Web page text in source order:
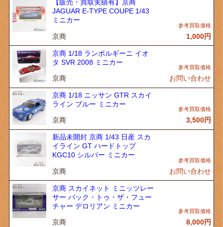
【販売・買取実績有】京商
JAGUAR E-TYPE COUPE 1/43
ミニカー
京商 1,000円
京商 1/18 ランボルギーニ イオ
タ SVR 2008 ミニカー
京商 お問い合わせ
京商 1/18 ニッサン GTR スカイ
ライン ブルー ミニカー
京商 3,500円
新品未開封 京商 1/43 日産 スカ
イライン GT ハードトップ
KGC10 シルバー ミニカー
京商 お問い合わせ
京商 スカイネット ミニッツレー
サー バック・トゥ・ザ・フュー
チャー デロリアン ミニカー
京商 8,000円